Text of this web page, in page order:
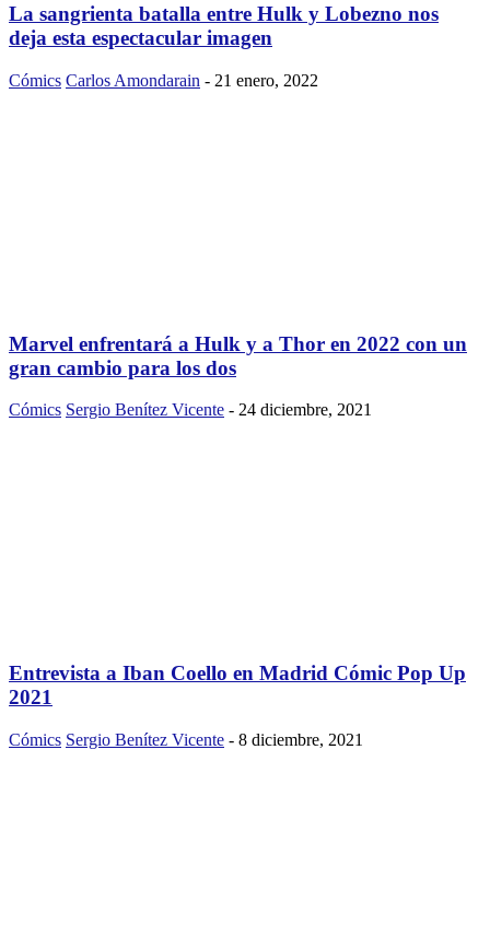
La sangrienta batalla entre Hulk y Lobezno nos
deja esta espectacular imagen
Cómics Carlos Amondarain - 21 enero, 2022
Marvel enfrentará a Hulk y a Thor en 2022 con un
gran cambio para los dos
Cómics Sergio Benítez Vicente - 24 diciembre, 2021
Entrevista a Iban Coello en Madrid Cómic Pop Up
2021
Cómics Sergio Benítez Vicente - 8 diciembre, 2021